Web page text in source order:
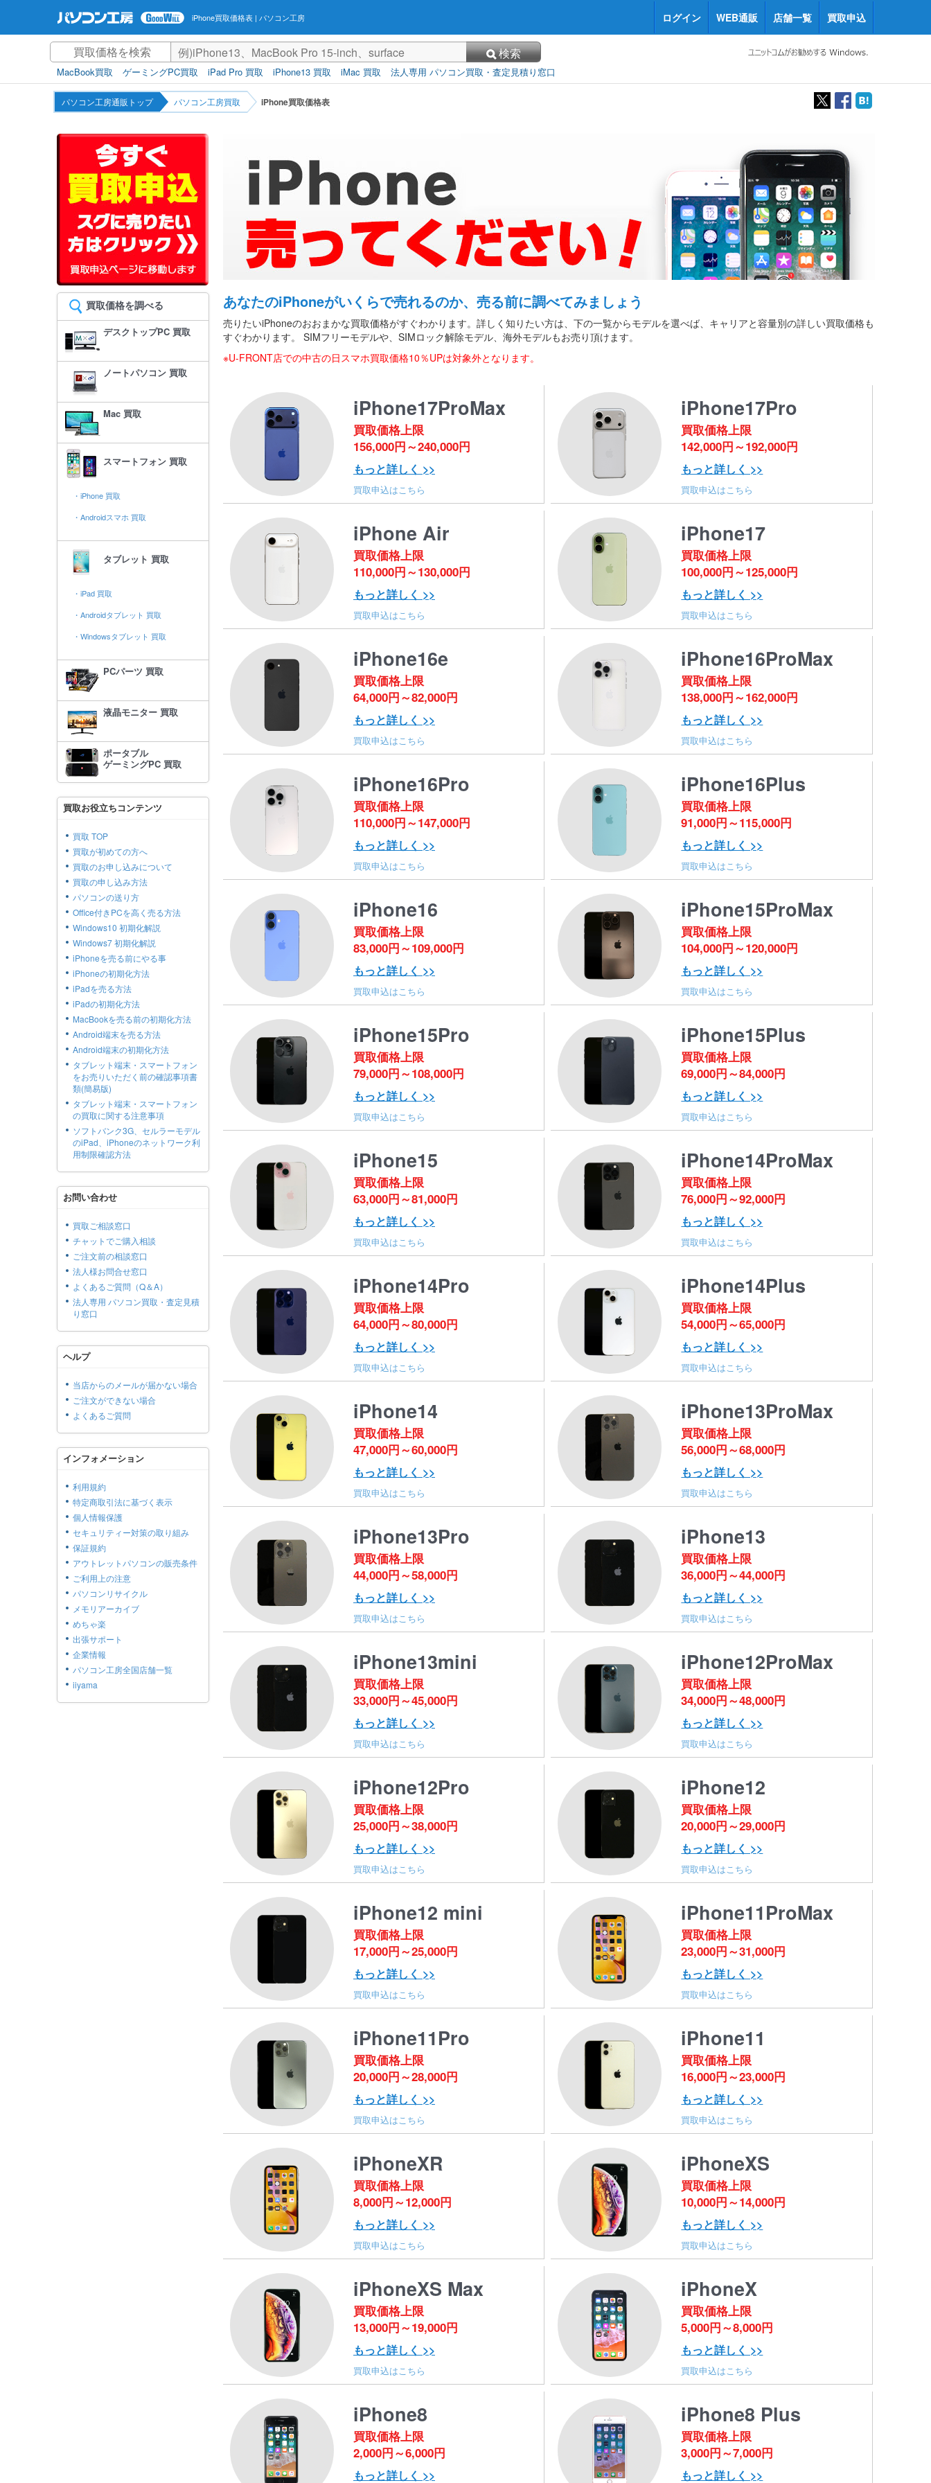
iPhone買取価格表 | パソコン工房 ログイン WEB通販 店舗一覧 買取申込
検索
MacBook買取 ゲーミングPC買取 iPad Pro 買取 iPhone13 買取 iMac 買取 法人専用 パソコン買取・査定見積り窓口
パソコン工房通販トップ パソコン工房買取 iPhone買取価格表
あなたのiPhoneがいくらで売れるのか、売る前に調べてみましょう
売りたいiPhoneのおおまかな買取価格がすぐわかります。詳しく知りたい方は、下の一覧からモデルを選べば、キャリアと容量別の詳しい買取価格も
すぐわかります。 SIMフリーモデルや、SIMロック解除モデル、海外モデルもお売り頂けます。
※U-FRONT店での中古の日スマホ買取価格10％UPは対象外となります。
iPhone17ProMax
買取価格上限
156,000円～240,000円
もっと詳しく >>
買取申込はこちら
iPhone17Pro
買取価格上限
142,000円～192,000円
もっと詳しく >>
買取申込はこちら
iPhone Air
買取価格上限
110,000円～130,000円
もっと詳しく >>
買取申込はこちら
iPhone17
買取価格上限
100,000円～125,000円
もっと詳しく >>
買取申込はこちら
iPhone16e
買取価格上限
64,000円～82,000円
もっと詳しく >>
買取申込はこちら
iPhone16ProMax
買取価格上限
138,000円～162,000円
もっと詳しく >>
買取申込はこちら
iPhone16Pro
買取価格上限
110,000円～147,000円
もっと詳しく >>
買取申込はこちら
iPhone16Plus
買取価格上限
91,000円～115,000円
もっと詳しく >>
買取申込はこちら
iPhone16
買取価格上限
83,000円～109,000円
もっと詳しく >>
買取申込はこちら
iPhone15ProMax
買取価格上限
104,000円～120,000円
もっと詳しく >>
買取申込はこちら
iPhone15Pro
買取価格上限
79,000円～108,000円
もっと詳しく >>
買取申込はこちら
iPhone15Plus
買取価格上限
69,000円～84,000円
もっと詳しく >>
買取申込はこちら
iPhone15
買取価格上限
63,000円～81,000円
もっと詳しく >>
買取申込はこちら
iPhone14ProMax
買取価格上限
76,000円～92,000円
もっと詳しく >>
買取申込はこちら
iPhone14Pro
買取価格上限
64,000円～80,000円
もっと詳しく >>
買取申込はこちら
iPhone14Plus
買取価格上限
54,000円～65,000円
もっと詳しく >>
買取申込はこちら
iPhone14
買取価格上限
47,000円～60,000円
もっと詳しく >>
買取申込はこちら
iPhone13ProMax
買取価格上限
56,000円～68,000円
もっと詳しく >>
買取申込はこちら
iPhone13Pro
買取価格上限
44,000円～58,000円
もっと詳しく >>
買取申込はこちら
iPhone13
買取価格上限
36,000円～44,000円
もっと詳しく >>
買取申込はこちら
iPhone13mini
買取価格上限
33,000円～45,000円
もっと詳しく >>
買取申込はこちら
iPhone12ProMax
買取価格上限
34,000円～48,000円
もっと詳しく >>
買取申込はこちら
iPhone12Pro
買取価格上限
25,000円～38,000円
もっと詳しく >>
買取申込はこちら
iPhone12
買取価格上限
20,000円～29,000円
もっと詳しく >>
買取申込はこちら
iPhone12 mini
買取価格上限
17,000円～25,000円
もっと詳しく >>
買取申込はこちら
iPhone11ProMax
買取価格上限
23,000円～31,000円
もっと詳しく >>
買取申込はこちら
iPhone11Pro
買取価格上限
20,000円～28,000円
もっと詳しく >>
買取申込はこちら
iPhone11
買取価格上限
16,000円～23,000円
もっと詳しく >>
買取申込はこちら
iPhoneXR
買取価格上限
8,000円～12,000円
もっと詳しく >>
買取申込はこちら
iPhoneXS
買取価格上限
10,000円～14,000円
もっと詳しく >>
買取申込はこちら
iPhoneXS Max
買取価格上限
13,000円～19,000円
もっと詳しく >>
買取申込はこちら
iPhoneX
買取価格上限
5,000円～8,000円
もっと詳しく >>
買取申込はこちら
iPhone8
買取価格上限
2,000円～6,000円
もっと詳しく >>
iPhone8 Plus
買取価格上限
3,000円～7,000円
もっと詳しく >>
買取価格を調べる
デスクトップPC 買取
ノートパソコン 買取
Mac 買取
スマートフォン 買取
・iPhone 買取
・Androidスマホ 買取
タブレット 買取
・iPad 買取
・Androidタブレット 買取
・Windowsタブレット 買取
PCパーツ 買取
液晶モニター 買取
ポータブル
ゲーミングPC 買取
買取お役立ちコンテンツ
買取 TOP
買取が初めての方へ
買取のお申し込みについて
買取の申し込み方法
パソコンの送り方
Office付きPCを高く売る方法
Windows10 初期化解説
Windows7 初期化解説
iPhoneを売る前にやる事
iPhoneの初期化方法
iPadを売る方法
iPadの初期化方法
MacBookを売る前の初期化方法
Android端末を売る方法
Android端末の初期化方法
タブレット端末・スマートフォン
をお売りいただく前の確認事項書
類(簡易版)
タブレット端末・スマートフォン
の買取に関する注意事項
ソフトバンク3G、セルラーモデル
のiPad、iPhoneのネットワーク利
用制限確認方法
お問い合わせ
買取ご相談窓口
チャットでご購入相談
ご注文前の相談窓口
法人様お問合せ窓口
よくあるご質問（Q＆A）
法人専用 パソコン買取・査定見積
り窓口
ヘルプ
当店からのメールが届かない場合
ご注文ができない場合
よくあるご質問
インフォメーション
利用規約
特定商取引法に基づく表示
個人情報保護
セキュリティー対策の取り組み
保証規約
アウトレットパソコンの販売条件
ご利用上の注意
パソコンリサイクル
メモリアーカイブ
めちゃ楽
出張サポート
企業情報
パソコン工房全国店舗一覧
iiyama